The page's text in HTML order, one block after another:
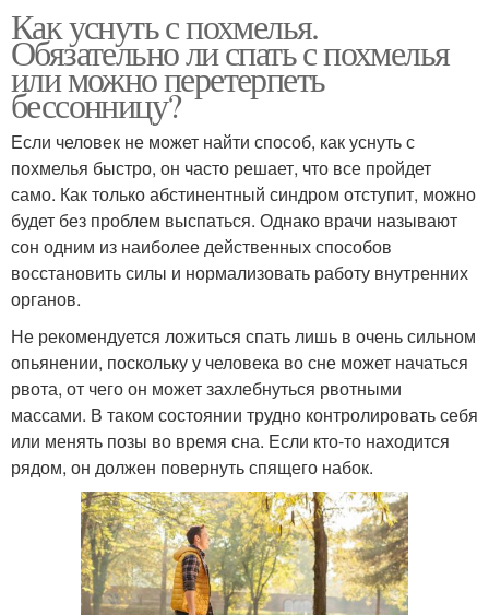
Как уснуть с похмелья.
Обязательно ли спать с похмелья
или можно перетерпеть
бессонницу?
Если человек не может найти способ, как уснуть с
похмелья быстро, он часто решает, что все пройдет
само. Как только абстинентный синдром отступит, можно
будет без проблем выспаться. Однако врачи называют
сон одним из наиболее действенных способов
восстановить силы и нормализовать работу внутренних
органов.
Не рекомендуется ложиться спать лишь в очень сильном
опьянении, поскольку у человека во сне может начаться
рвота, от чего он может захлебнуться рвотными
массами. В таком состоянии трудно контролировать себя
или менять позы во время сна. Если кто-то находится
рядом, он должен повернуть спящего набок.